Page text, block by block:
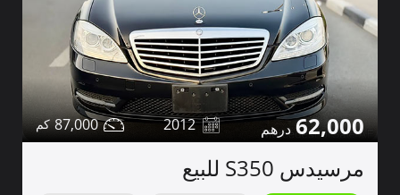
62,000
2012
87,000
مرسيدس S350 للبيع